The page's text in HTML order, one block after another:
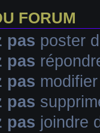
FORUM
pas poster
pas
pas
pas
pas joindre